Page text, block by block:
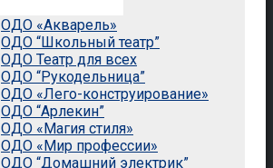
ОДО «Акварель»
ОДО “Школьный театр”
ОДО Театр для всех
ОДО “Рукодельница”
ОДО «Лего-конструирование»
ОДО “Арлекин”
ОДО «Магия стиля»
ОДО «Мир профессии»
ОДО “Домашний электрик”